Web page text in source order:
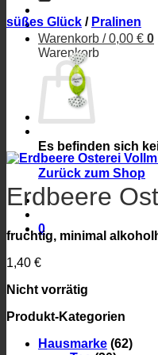
Warenkorb /0,00 € 0
Warenkorb
Es befinden sich
Zurück zum Shop
0
süßes Glück / Pralinen
Erdbeere
fruchtig, minimal
1,40 €
Nicht vorrätig
Produkt-Kategorien
Hausmarke (62)